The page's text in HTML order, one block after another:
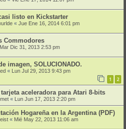
listo en Kickstarter
« Jue Ene 16, 2014 6:01 pm
Commodores
Mar Dic 31, 2013 2:53 pm
imagen, SOLUCIONADO.
« Lun Jul 29, 2013 9:43 pm
1 2
aceleradora para Atari 8-bits
« Lun Jun 17, 2013 2:20 pm
Hogareña en la Argentina (PDF)
« Mié May 22, 2013 11:06 am